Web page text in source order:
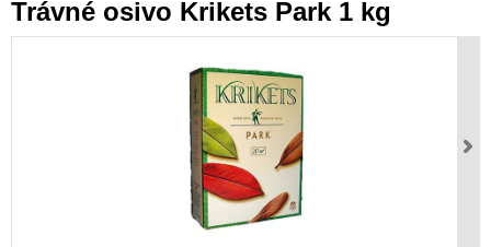
Trávné osivo Krikets Park 1 kg